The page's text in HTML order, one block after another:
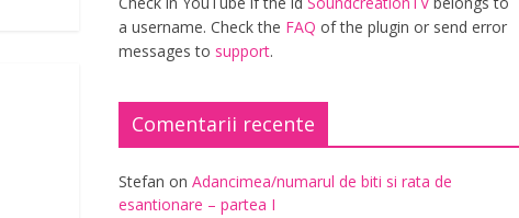
a username. Check the FAQ of the plugin or send error
messages to support.
Comentarii recente
Stefan on Adancimea/numarul de biti si rata de
esantionare – partea I